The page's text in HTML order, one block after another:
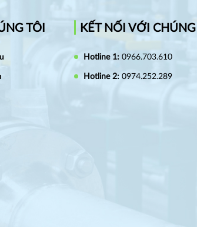
TÔI KẾT NỐI VỚI CHÚNG
Hotline 1: 0966.703.610
Hotline 2: 0974.252.289